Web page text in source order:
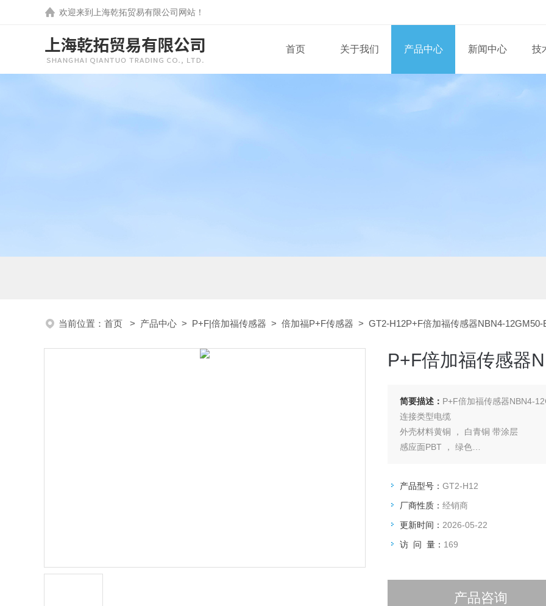
欢迎来到 上海乾拓贸易有限公司 网站！
首页 关于我们 产品中心 新闻中心 技
当前位置： 首页 > 产品中心 > P+F|倍加福传感器 > 倍加福P+F传感器 > GT2-H12P+F倍加福传感器NBN4-12GM50-
P+F倍加福传感器
简要描述： P+F倍加福传感器NBN4-
连接类型电缆
外壳材料黄铜 ， 白青铜 带涂层
感应面PBT ， 绿色
电缆直径4,3 mm ± 0,15 mm
弯曲半径> 10 x 缆线直径
材料PVC
颜色黑色
产品型号： GT2-H12
厂商性质： 经销商
更新时间： 2026-05-22
访 问 量： 169
产品咨询